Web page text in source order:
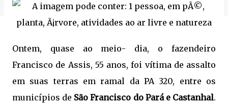
Ontem, quase ao meio- dia, o fazendeiro
Francisco de Assis, 55 anos, foi vítima de assalto
em suas terras em ramal da PA 320, entre os
municípios de São Francisco do Pará e Castanhal.